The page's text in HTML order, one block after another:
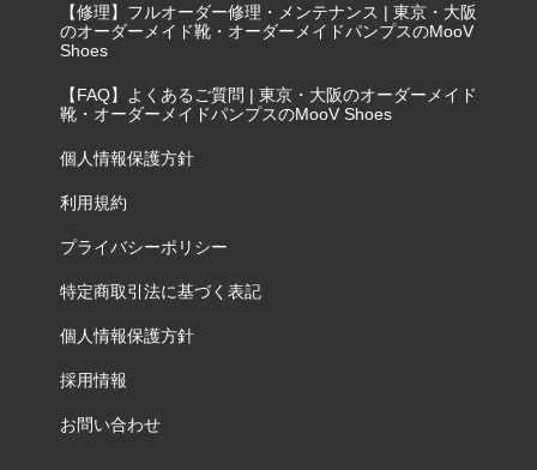
【修理】フルオーダー修理・メンテナンス | 東京・大阪
のオーダーメイド靴・オーダーメイドパンプスのMooV
Shoes
【FAQ】よくあるご質問 | 東京・大阪のオーダーメイド
靴・オーダーメイドパンプスのMooV Shoes
個人情報保護方針
利用規約
プライバシーポリシー
特定商取引法に基づく表記
個人情報保護方針
採用情報
お問い合わせ